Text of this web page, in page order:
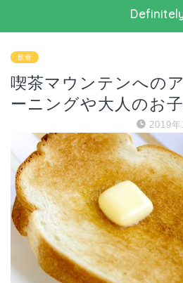
飲食
喫茶マウンテンへの
ーニングや大人のお
2019年